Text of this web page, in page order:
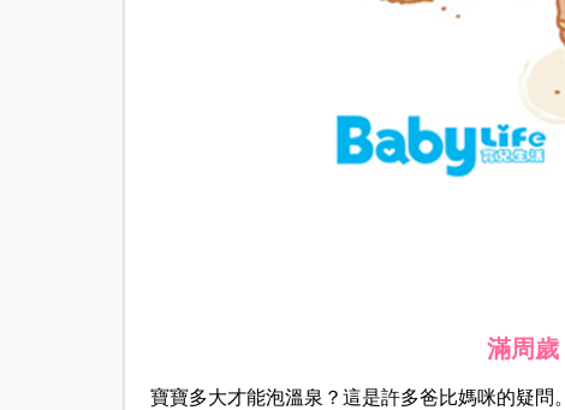
滿周
寶寶多大才能泡溫泉？這是許多爸比媽咪的疑